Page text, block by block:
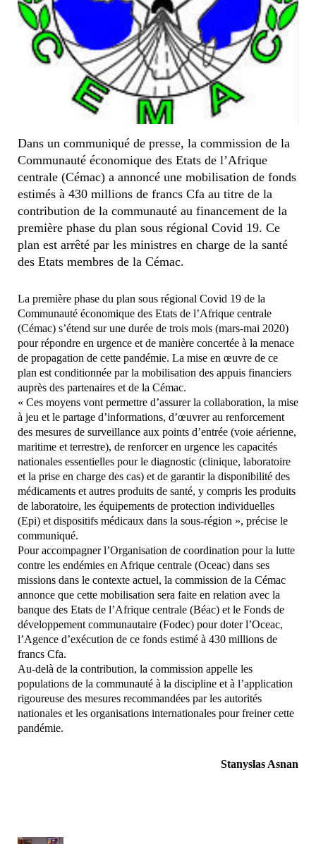
Dans un communiqué de presse, la commission de la
Communauté économique des Etats de l’Afrique
centrale (Cémac) a annoncé une mobilisation de fonds
estimés à 430 millions de francs Cfa au titre de la
contribution de la communauté au financement de la
première phase du plan sous régional Covid 19. Ce
plan est arrêté par les ministres en charge de la santé
des Etats membres de la Cémac.
La première phase du plan sous régional Covid 19 de la
Communauté économique des Etats de l’Afrique centrale
(Cémac) s’étend sur une durée de trois mois (mars-mai 2020)
pour répondre en urgence et de manière concertée à la menace
de propagation de cette pandémie. La mise en œuvre de ce
plan est conditionnée par la mobilisation des appuis financiers
auprès des partenaires et de la Cémac.
« Ces moyens vont permettre d’assurer la collaboration, la mise
à jeu et le partage d’informations, d’œuvrer au renforcement
des mesures de surveillance aux points d’entrée (voie aérienne,
maritime et terrestre), de renforcer en urgence les capacités
nationales essentielles pour le diagnostic (clinique, laboratoire
et la prise en charge des cas) et de garantir la disponibilité des
médicaments et autres produits de santé, y compris les produits
de laboratoire, les équipements de protection individuelles
(Epi) et dispositifs médicaux dans la sous-région », précise le
communiqué.
Pour accompagner l’Organisation de coordination pour la lutte
contre les endémies en Afrique centrale (Oceac) dans ses
missions dans le contexte actuel, la commission de la Cémac
annonce que cette mobilisation sera faite en relation avec la
banque des Etats de l’Afrique centrale (Béac) et le Fonds de
développement communautaire (Fodec) pour doter l’Oceac,
l’Agence d’exécution de ce fonds estimé à 430 millions de
francs Cfa.
Au-delà de la contribution, la commission appelle les
populations de la communauté à la discipline et à l’application
rigoureuse des mesures recommandées par les autorités
nationales et les organisations internationales pour freiner cette
pandémie.
Stanyslas Asnan